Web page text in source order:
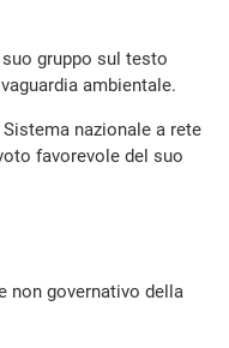
gruppo sul testo
ambientale.
nazionale a rete
favorevole del suo
non governativo della